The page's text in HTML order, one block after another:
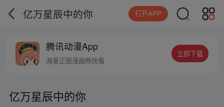
亿万星辰中的你 打开APP
腾讯动漫App
海量正版漫画畅快看
立即下载
亿万星辰中的你